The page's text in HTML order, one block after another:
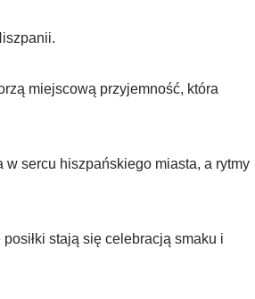
miejscową przyjemność, która
w sercu hiszpańskiego miasta, a rytmy
stają się celebracją smaku i